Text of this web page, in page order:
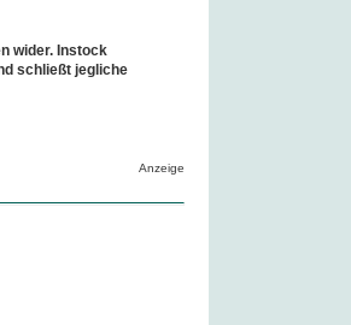
wider. Instock
schließt jegliche
Anzeige